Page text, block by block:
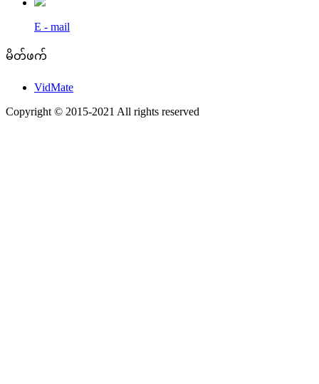
E - mail
မိတ်ဖက်
VidMate
Copyright © 2015-2021 All rights reserved